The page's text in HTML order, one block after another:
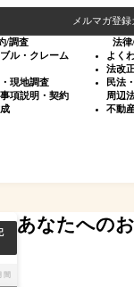
メルマガ登録
/調査
ブル・クレーム
現地調査
項説明・契約
法
よく
法改
民法
周辺
不動
間
あなたへの